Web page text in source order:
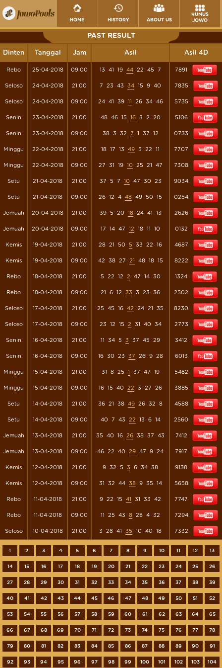
HOME HISTORY ABOUT US
RUMUS
JOWO
PAST RESULT
Dinten Tanggal Jam Asil Asil 4D
Rebo 25-04-2018 09:00 13 41 19 44 22 45 7 7891
Seloso 24-04-2018 21:00 7 23 43 34 15 9 40 7835
Seloso 24-04-2018 09:00 24 41 39 11 26 34 46 5735
Senin 23-04-2018 21:00 48 46 15 16 3 2 20 5106
Senin 23-04-2018 09:00 38 3 32 7 1 37 12 0733
Minggu 22-04-2018 21:00 18 17 13 49 5 22 11 7707
Minggu 22-04-2018 09:00 27 31 19 10 25 21 47 7308
Setu 21-04-2018 21:00 37 5 7 10 47 30 23 9034
Setu 21-04-2018 09:00 26 12 4 48 49 50 15 0254
Jemuah 20-04-2018 21:00 39 5 20 18 24 41 13 2626
Jemuah 20-04-2018 09:00 17 14 47 12 18 11 10 0132
Kemis 19-04-2018 21:00 28 21 50 5 33 22 16 4687
Kemis 19-04-2018 09:00 42 38 27 21 48 18 15 8222
Rebo 18-04-2018 21:00 5 22 12 2 47 14 30 1324
Rebo 18-04-2018 09:00 21 6 12 33 3 23 36 2502
Seloso 17-04-2018 21:00 25 45 16 42 24 21 35 8230
Seloso 17-04-2018 09:00 23 12 15 2 31 40 34 2773
Senin 16-04-2018 21:00 11 34 5 3 37 45 29 3412
Senin 16-04-2018 09:00 16 30 23 37 26 9 28 6013
Minggu 15-04-2018 21:00 31 8 25 1 37 47 19 5482
Minggu 15-04-2018 09:00 16 15 40 22 3 27 26 3885
Setu 14-04-2018 21:00 36 21 38 49 26 32 8 4588
Setu 14-04-2018 09:00 40 7 43 22 13 6 14 2560
Jemuah 13-04-2018 21:00 35 40 16 26 38 37 43 7412
Jemuah 13-04-2018 09:00 46 22 40 29 47 9 24 7917
Kemis 12-04-2018 21:00 9 32 5 3 6 34 38 9138
Kemis 12-04-2018 09:00 31 32 44 38 9 35 14 5658
Rebo 11-04-2018 21:00 9 22 15 41 31 33 42 7747
Rebo 11-04-2018 09:00 11 25 43 8 28 4 32 7294
Seloso 10-04-2018 21:00 3 28 41 35 10 40 18 7332
1 2 3 4 5 6 7 8 9 10 11 12 13
14 15 16 17 18 19 20 21 22 23 24 25 26
27 28 29 30 31 32 33 34 35 36 37 38 39
40 41 42 43 44 45 46 47 48 49 50 51 52
53 54 55 56 57 58 59 60 61 62 63 64 65
66 67 68 69 70 71 72 73 74 75 76 77 78
79 80 81 82 83 84 85 86 87 88 89 90 91
92 93 94 95 96 97 98 99 100 101 102 103 104